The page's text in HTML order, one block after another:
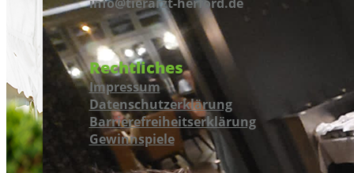
Rechtliches
Impressum
Datenschutzerklärung
Barrierefreiheitserklärung
Gewinnspiele